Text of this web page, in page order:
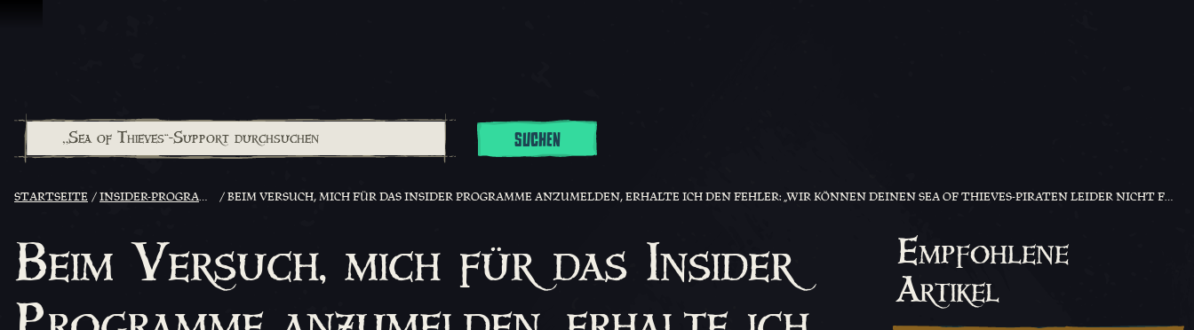
SUCHEN
STARTSEITE INSIDER-PROGRAMM BEIM VERSUCH, MICH FÜR DAS INSIDER PROGRAMME ANZUMELDEN, ERHALTE ICH DEN FEHLER: „WIR KÖNNEN DEINEN SEA OF THIEVES-PIRATEN LEIDER NICHT FINDEN.“
Beim Versuch, mich für das Insider
Empfohlene
Artikel